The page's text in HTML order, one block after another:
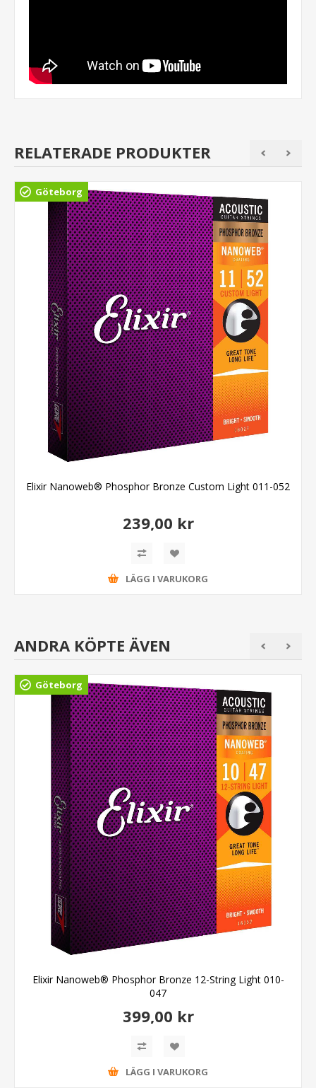
RELATERADE PRODUKTER
Göteborg
Elixir Nanoweb® Phosphor Bronze Custom Light 011-052
239,00 kr
LÄGG I VARUKORG
ANDRA KÖPTE ÄVEN
Göteborg
Elixir Nanoweb® Phosphor Bronze 12-String Light 010-
047
399,00 kr
LÄGG I VARUKORG